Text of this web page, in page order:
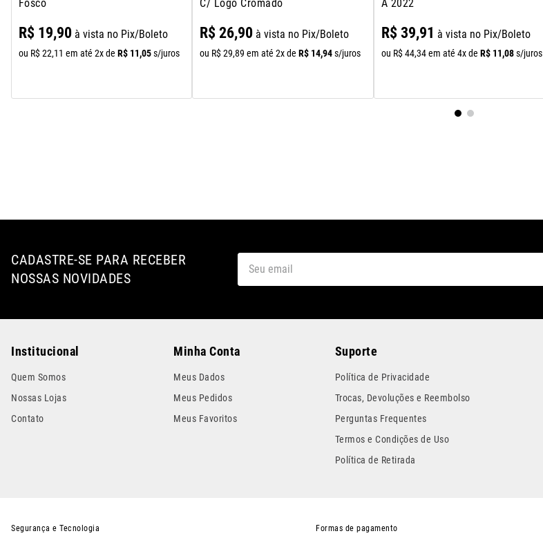
Fosco
R$ 19,90à vista no Pix/Boleto
ou R$22,11 em até 2x de R$ 11,05s/juros
C/ Logo Cromado
R$ 26,90 à vista no Pix/Boleto
ou R$ 29,89 em até 2x de R$ 14,94 s/juros
A 2022
R$ 39,91 à vista no Pix/Boleto
ou R$ 44,34 em até 4x de R$ 11,08 s/juros
CADASTRE-SE PARA RECEBER
NOSSAS NOVIDADES
Institucional
Quem Somos
Nossas Lojas
Contato
Minha Conta
Meus Dados
Meus Pedidos
Meus Favoritos
Suporte
Política de Privacidade
Trocas, Devoluções e Reembolso
Perguntas Frequentes
Termos e Condições de Uso
Política de Retirada
Segurança e Tecnologia Formas de pagamento